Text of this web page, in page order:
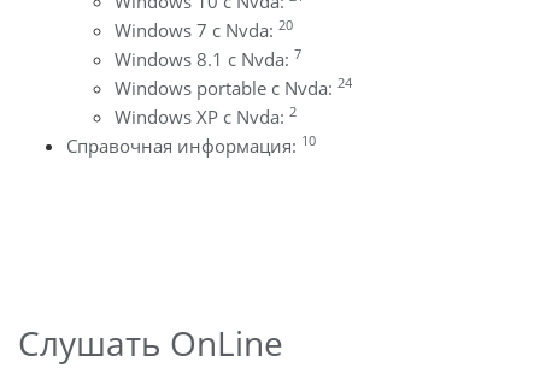
Windows 7 с Nvda: 20
Windows 8.1 с Nvda: 7
Windows portable с Nvda: 24
Windows XP с Nvda: 2
Справочная информация: 10
Слушать OnLine